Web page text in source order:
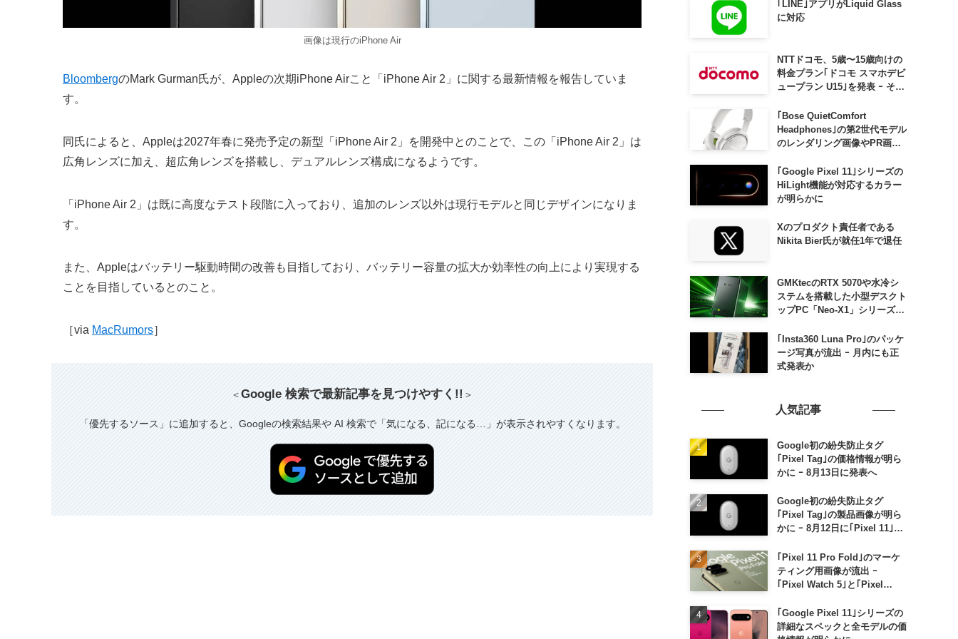
画像は現行のiPhone Air
BloombergのMark Gurman氏が、Appleの次期iPhone Airこと「iPhone Air 2」に関する最新情報を報告していま
す。
同氏によると、Appleは2027年春に発売予定の新型「iPhone Air 2」を開発中とのことで、この「iPhone Air 2」は
広角レンズに加え、超広角レンズを搭載し、デュアルレンズ構成になるようです。
「iPhone Air 2」は既に高度なテスト段階に入っており、追加のレンズ以外は現行モデルと同じデザインになりま
す。
また、Appleはバッテリー駆動時間の改善も目指しており、バッテリー容量の拡大か効率性の向上により実現する
ことを目指しているとのこと。
［via MacRumors］
＜Google 検索で最新記事を見つけやすく!! ＞
「優先するソース」に追加すると、Googleの検索結果や AI 検索で「気になる、記になる…」が表示されやすくなります。
｢LINE｣アプリがLiquid Glass
に対応
NTTドコモ、5歳〜15歳向けの
料金プラン｢ドコモ スマホデビ
ュープラン U15｣を発表 ｰ その
子割｣も
｢Bose QuietComfort
Headphones｣の第2世代モデル
のレンダリング画像やPR画像
｢Google Pixel 11｣シリーズの
HiLight機能が対応するカラー
が明らかに
Xのプロダクト責任者である
Nikita Bier氏が就任1年で退任
GMKtecのRTX 5070や水冷シ
ステムを搭載した小型デスクト
ップPC「Neo-X1」シリーズ、
｢Insta360 Luna Pro｣のパッケ
ージ写真が流出 ｰ 月内にも正
式発表か
人気記事
Google初の紛失防止タグ
｢Pixel Tag｣の価格情報が明ら
かに ｰ 8月13日に発表へ
Google初の紛失防止タグ
｢Pixel Tag｣の製品画像が明ら
かに ｰ 8月12日に｢Pixel 11｣な
｢Pixel 11 Pro Fold｣のマーケ
ティング用画像が流出 ｰ
｢Pixel Watch 5｣と｢Pixel
も｢Google Pixel 11｣シリーズの
詳細なスペックと全モデルの価